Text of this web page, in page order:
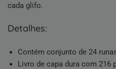
cada glifo.
detalhes:
Contém conjunto de 24
Livro de capa dura com 216